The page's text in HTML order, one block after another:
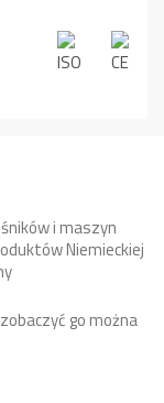
i maszyn
Niemieckiej
go można